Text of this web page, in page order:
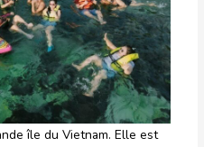
île du Vietnam. Elle est